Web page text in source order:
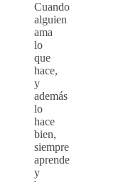
Cuando
alguien
ama
lo
que
hace,
y
además
lo
hace
bien,
siempre
aprende
y